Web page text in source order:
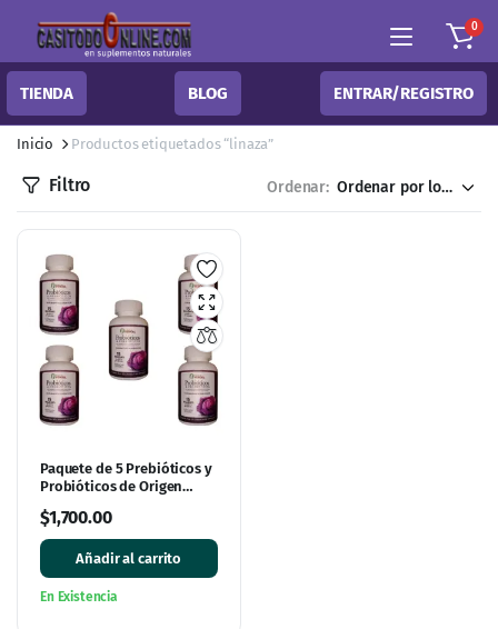
0
TIENDA BLOG ENTRAR/REGISTRO
Inicio Productos etiquetados “linaza”
Filtro Ordenar:
Paquete de 5 Prebióticos y
Probióticos de Origen
$1,700.00
Añadir al carrito
En Existencia